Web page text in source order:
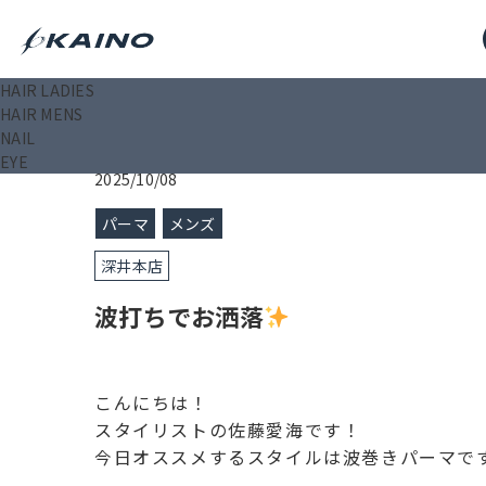
HAIR LADIES
HAIR MENS
NAIL
EYE
2025/10/08
パーマ
メンズ
深井本店
波打ちでお洒落
こんにちは！
スタイリストの佐藤愛海です！
今日オススメするスタイルは波巻きパーマで